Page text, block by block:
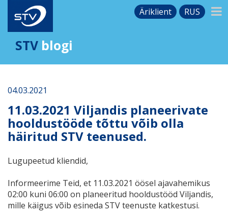
Äriklient RUS
STV blogi
04.03.2021
11.03.2021 Viljandis planeerivate
hooldustööde tõttu võib olla
häiritud STV teenused.
Lugupeetud kliendid,
Informeerime Teid, et 11.03.2021 öösel ajavahemikus
02:00 kuni 06:00 on planeeritud hooldustööd Viljandis,
mille käigus võib esineda STV teenuste katkestusi.